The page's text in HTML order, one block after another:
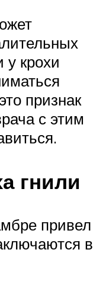
у крохи
признак
с этим
гнили
привел
в